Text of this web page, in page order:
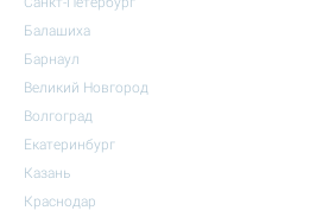
Балашиха
Барнаул
Великий Новгород
Волгоград
Екатеринбург
Казань
Краснодар